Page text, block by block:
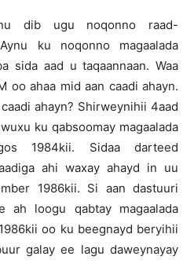
dib ugu noqonno raad-
ku noqonno magaalada
sida aad u taqaannaan. Waa
oo ahaa mid aan caadi ahayn.
ahayn? Shirweynihii 4aad
ku qabsoomay magaalada
1984kii. Sidaa darteed
ahi waxay ahayd in uu
1986kii. Si aan dastuuri
ah loogu qabtay magaalada
oo ku beegnayd beryihii
galay ee lagu daweynayay